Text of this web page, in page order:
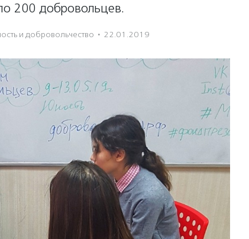
200 добровольцев.
и доброволь­чест­во · 22.01.2019